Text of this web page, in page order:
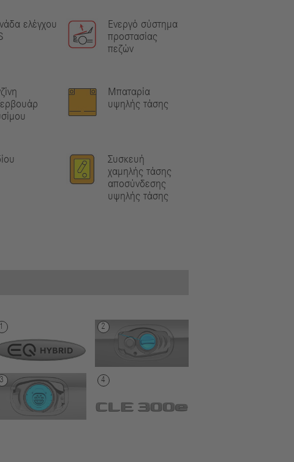
ελέγχου
Ενεργό σύστημα
προστασίας
πεζών
Μπαταρία
υψηλής τάσης
Συσκευή
χαμηλής τάσης
αποσύνδεσης
υψηλής τάσης